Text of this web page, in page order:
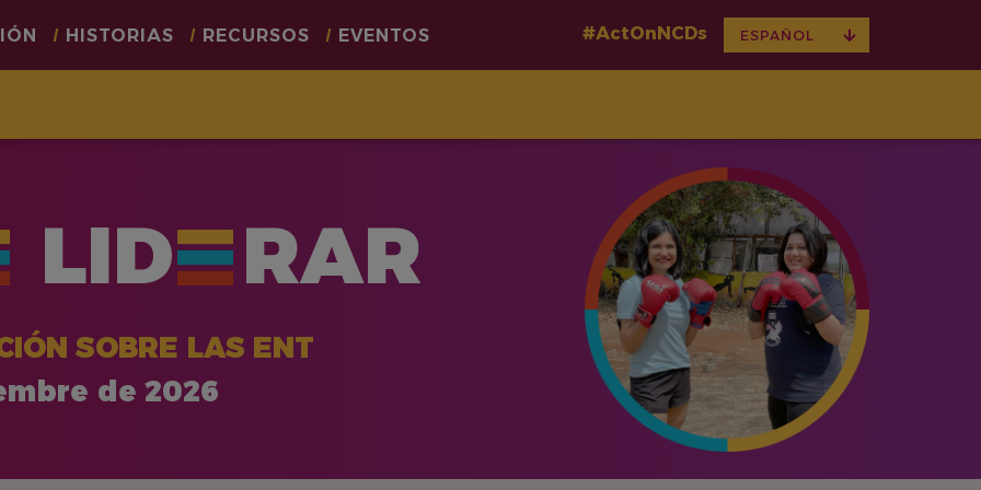
HISTORIAS RECURSOS EVENTOS #ActOnNCDs ESPAÑOL
DROPDOWN
LID RAR
SOBRE LAS ENT
de 2026